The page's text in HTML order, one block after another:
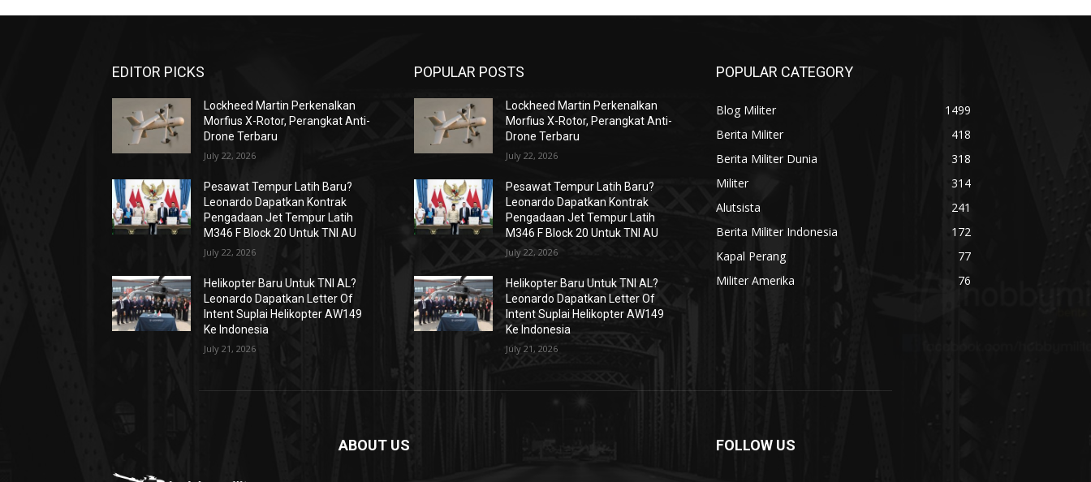
EDITOR PICKS
Lockheed Martin Perkenalkan
Morfius X-Rotor, Perangkat Anti-
Drone Terbaru
July 22, 2026
Pesawat Tempur Latih Baru?
Leonardo Dapatkan Kontrak
Pengadaan Jet Tempur Latih
M346 F Block 20 Untuk TNI AU
July 22, 2026
Helikopter Baru Untuk TNI AL?
Leonardo Dapatkan Letter Of
Intent Suplai Helikopter AW149
Ke Indonesia
July 21, 2026
POPULAR POSTS
Lockheed Martin Perkenalkan
Morfius X-Rotor, Perangkat Anti-
Drone Terbaru
July 22, 2026
Pesawat Tempur Latih Baru?
Leonardo Dapatkan Kontrak
Pengadaan Jet Tempur Latih
M346 F Block 20 Untuk TNI AU
July 22, 2026
Helikopter Baru Untuk TNI AL?
Leonardo Dapatkan Letter Of
Intent Suplai Helikopter AW149
Ke Indonesia
July 21, 2026
POPULAR CATEGORY
Blog Militer
1499
Berita Militer
418
Berita Militer Dunia
318
Militer
314
Alutsista
241
Berita Militer Indonesia
172
Kapal Perang
77
Militer Amerika
76
ABOUT US FOLLOW US